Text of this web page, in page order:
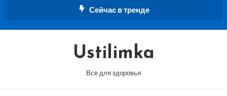
Сейчас в тренде
Ustilimka
Все для здоровья